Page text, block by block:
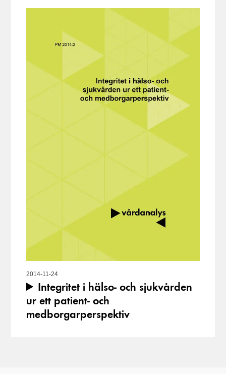
2014-11-24
Integritet i hälso- och sjukvården
ur ett patient- och
medborgarperspektiv